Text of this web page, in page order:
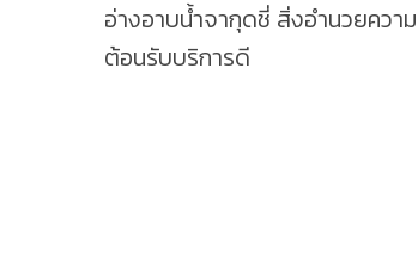
อ่างอาบน้ำจากุดชี่ สิ่งอำนวยคว
ต้อนรับบริการดี